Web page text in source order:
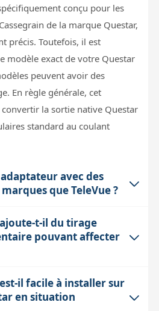
conçu pour les
de la marque Questar,
précis. Toutefois, il est
modèle exact de votre Questar
peuvent avoir des
En règle générale, cet
la sortie native Questar
standard au coulant
avec des
que TeleVue ?
pour les oculaires au
est très répandu. Que votre
d'une autre marque, il pourra
Cela offre une grande
large gamme d'oculaires sur
t-il du tirage
pouvant affecter
peut modifier légèrement le
distance entre la lentille de
il facile à installer sur
en situation